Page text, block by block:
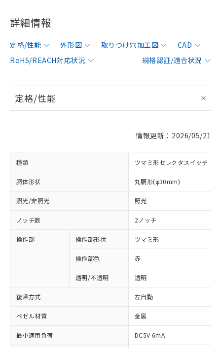
詳細情報
定格/性能 外形図 取りつけ穴加工図
CAD
RoHS/REACH対応状況
規格認証/適合状況
定格/性能
情報更新：2026/05/21
種類 ツマミ形セレクタスイッチ
胴体形状 丸胴形(φ30mm)
照光/非照光 照光
ノッチ数 2ノッチ
操作部 操作部形状 ツマミ形
操作部色 赤
透明/不透明 透明
復帰方式 左自動
ベゼル材質 金属
最小適用負荷 DC5V 6mA